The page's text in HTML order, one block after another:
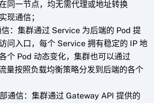
同一节点，均无需代理或地址转换
现通信；
：集群通过 Service 为后端的 Pod 提
问入口，每个 Service 拥有稳定的 IP 地
个 Pod 动态变化，集群也可以通过
量按照负载均衡策略分发到后端的各个
通信：集群通过 Gateway API 提供的